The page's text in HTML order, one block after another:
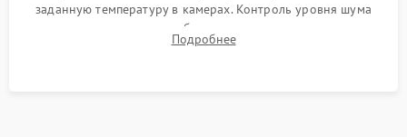
заданную температуру в камерах. Контроль уровня шума
компрессора, отсутствия обмерзания стенок и корректного
срабатывания системы автоматической оттайки.
Подробнее